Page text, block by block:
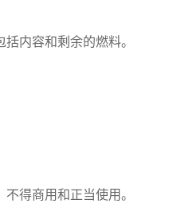
内容和剩余的燃料。
得商用和正当使用。